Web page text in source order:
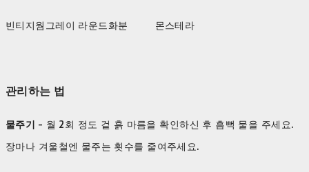
빈티지웜그레이 라운드화분 몬스테라
관리하는 법
물주기 - 월 2회 정도 겉 흙 마름을 확인하신 후 흠뻑 물을 주세요.
장마나 겨울철엔 물주는 횟수를 줄여주세요.